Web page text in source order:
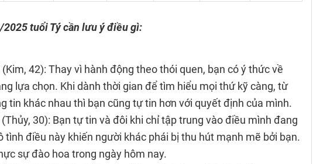
tuổi Tý cần lưu ý điều gì:
42): Thay vì hành động theo thói quen, bạn có ý thức về
lựa chọn. Khi dành thời gian để tìm hiểu mọi thứ kỹ càng, từ
tin khác nhau thì bạn cũng tự tin hơn với quyết định của mình.
30): Bạn tự tin và đôi khi chỉ tập trung vào điều mình đang
tình điều này khiến người khác phái bị thu hút mạnh mẽ bởi bạn.
sự đào hoa trong ngày hôm nay.